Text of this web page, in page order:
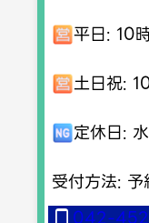
平日: 10
土日祝:
定休日:
受付方法: